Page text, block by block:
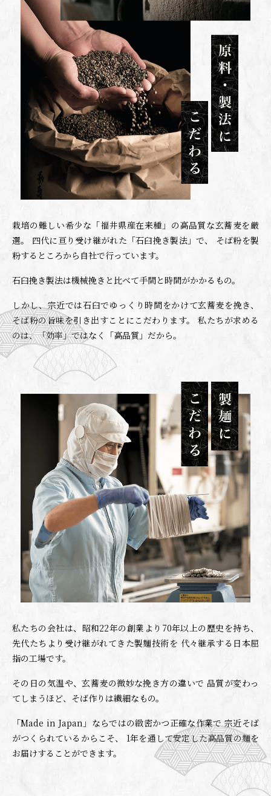
栽培の難しい希少な「福井県産在来種」の高品質な玄蕎麦を厳
選。
四代に亘り受け継がれた「石臼挽き製法」で、
そば粉を製
粉するところから自社で行っています。
石臼挽き製法は機械挽きと比べて手間と時間がかかるもの。
しかし、宗近では石臼でゆっくり時間をかけて玄蕎麦を挽き、
そば粉の旨味を引き出すことにこだわります。
私たちが求める
のは、「効率」ではなく「高品質」だから。
私たちの会社は、昭和22年の創業より70年以上の歴史を持ち、
先代たちより受け継がれてきた製麺技術を 代々継承する日本屈
指の工場です。
その日の気温や、玄蕎麦の微妙な挽き方の違いで 品質が変わっ
てしまうほど、そば作りは繊細なもの。
「Made in Japan」ならではの緻密かつ正確な作業で宗近そば
がつくられているからこそ、
1年を通して安定した高品質の麺を
お届けすることができます。